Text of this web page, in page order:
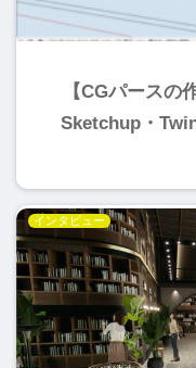
【CGパースの
Sketchup・
インタビュー